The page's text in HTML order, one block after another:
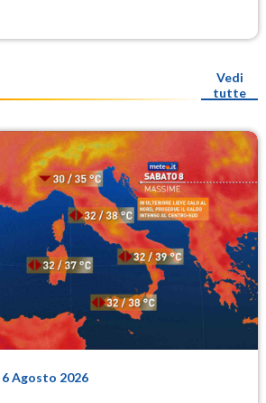
Vedi
tutte
6 Agosto 2026